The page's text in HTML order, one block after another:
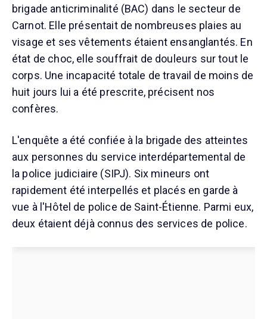
brigade anticriminalité (BAC) dans le secteur de
Carnot. Elle présentait de nombreuses plaies au
visage et ses vêtements étaient ensanglantés. En
état de choc, elle souffrait de douleurs sur tout le
corps. Une incapacité totale de travail de moins de
huit jours lui a été prescrite, précisent nos
confères.
L'enquête a été confiée à la brigade des atteintes
aux personnes du service interdépartemental de
la police judiciaire (SIPJ). Six mineurs ont
rapidement été interpellés et placés en garde à
vue à l'Hôtel de police de Saint-Étienne. Parmi eux,
deux étaient déjà connus des services de police.